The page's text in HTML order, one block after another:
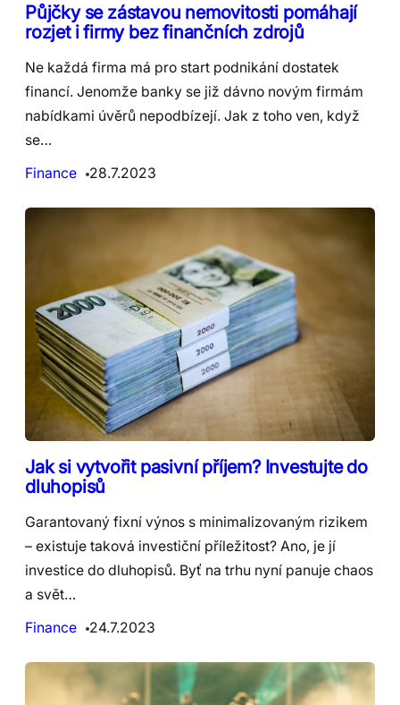
Půjčky se zástavou nemovitosti pomáhají
rozjet i firmy bez finančních zdrojů
Ne každá firma má pro start podnikání dostatek
financí. Jenomže banky se již dávno novým firmám
nabídkami úvěrů nepodbízejí. Jak z toho ven, když
se…
Finance
28.7.2023
Jak si vytvořit pasivní příjem? Investujte do
dluhopisů
Garantovaný fixní výnos s minimalizovaným rizikem
– existuje taková investiční příležitost? Ano, je jí
investice do dluhopisů. Byť na trhu nyní panuje chaos
a svět…
Finance
24.7.2023